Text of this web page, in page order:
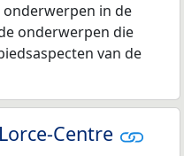
in de
onderwerpen die
van de
Centre